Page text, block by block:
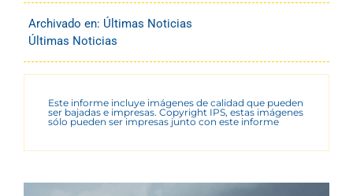
Archivado en: Últimas Noticias
Últimas Noticias
Este informe incluye imágenes de calidad que pueden
ser bajadas e impresas. Copyright IPS, estas imágenes
sólo pueden ser impresas junto con este informe